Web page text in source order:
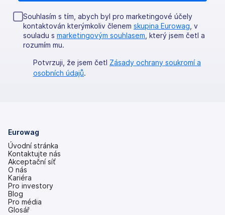
Souhlasím s tím, abych byl pro marketingové účely
kontaktován kterýmkoliv členem skupina Eurowag , v
souladu s marketingovým souhlasem , který jsem četl a
rozumím mu.
Potvrzuji, že jsem četl Zásady ochrany soukromí a
osobních údajů.
Eurowag
Úvodní stránka
Kontaktujte nás
Akceptační síť
O nás
Kariéra
Pro investory
(se
v
nových
Blog
Pro média
Glosář